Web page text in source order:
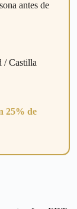
antes de
/ Castilla
25% de